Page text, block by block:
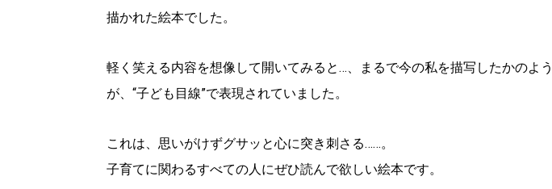
描かれた絵本でした。
軽く笑える内容を想像して開いてみると…、まるで今の私を描写したかのよ
が、“子ども目線”で表現されていました。
これは、思いがけずグサッと心に突き刺さる……。
子育てに関わるすべての人にぜひ読んで欲しい絵本です。